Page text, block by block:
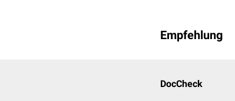
Empfehlung
DocCheck